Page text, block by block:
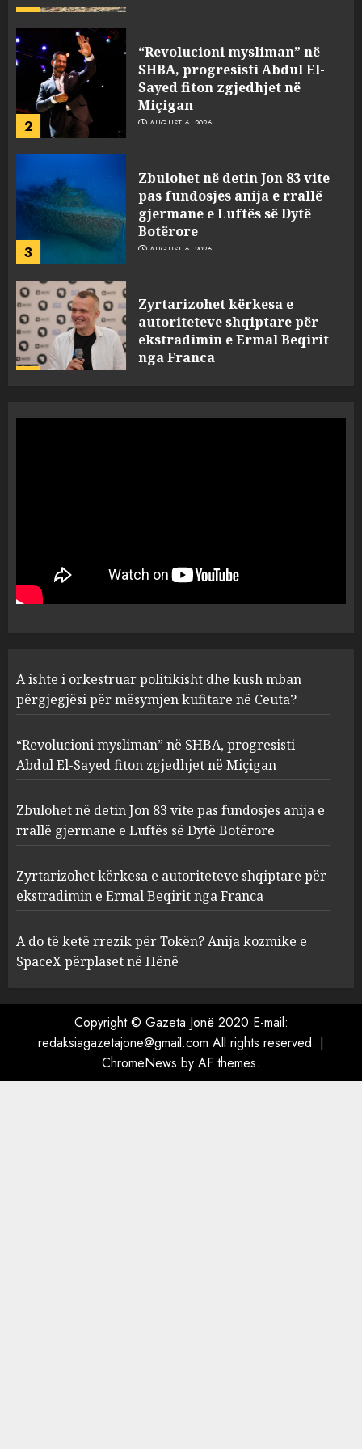
2
SHBA, progresisti Abdul El-
Sayed fiton zgjedhjet në
Miçigan
AUGUST 6, 2026
3
pas fundosjes anija e rrallë
gjermane e Luftës së Dytë
Botërore
AUGUST 6, 2026
4
autoriteteve shqiptare për
ekstradimin e Ermal Beqirit
nga Franca
AUGUST 6, 2026
A do të ketë rrezik për Tokën?
1
për mësymjen kufitare në
Ceuta?
AUGUST 6, 2026
2
SHBA, progresisti Abdul El-
Sayed fiton zgjedhjet në
Miçigan
pas fundosjes anija e rrallë
gjermane e Luftës së Dytë
Botërore
Zyrtarizohet kërkesa e
autoriteteve shqiptare për
ekstradimin e Ermal Beqirit
nga Franca
A do të ketë rrezik për Tokën?
Anija kozmike e SpaceX
përplaset në Hënë
A ishte i orkestruar politikisht dhe kush mban
përgjegjësi për mësymjen kufitare në Ceuta?
“Revolucioni mysliman” në SHBA, progresisti
Abdul El-Sayed fiton zgjedhjet në Miçigan
Zbulohet në detin Jon 83 vite pas fundosjes anija e
rrallë gjermane e Luftës së Dytë Botërore
Zyrtarizohet kërkesa e autoriteteve shqiptare për
ekstradimin e Ermal Beqirit nga Franca
A do të ketë rrezik për Tokën? Anija kozmike e
SpaceX përplaset në Hënë
Copyright © Gazeta Jonë 2020 E-mail:
redaksiagazetajone@gmail.com All rights reserved. |
ChromeNews by AF themes.